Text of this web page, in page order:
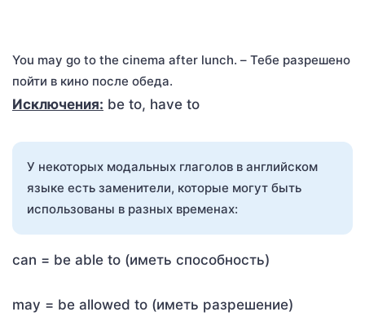
You may go to the cinema after lunch. – Тебе разрешено
пойти в кино после обеда.
Исключения: be to, have to
У некоторых модальных глаголов в английском
языке есть заменители, которые могут быть
использованы в разных временах:
can = be able to (иметь способность)
may = be allowed to (иметь разрешение)